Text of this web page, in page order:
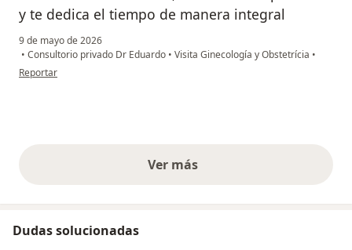
y te dedica el tiempo de manera integral
9 de mayo de 2026
• Consultorio privado Dr Eduardo • Visita Ginecología y Obstetrícia •
en opinión del usuario Sandra G
Reportar
Ver másopiniones anteriores
Dudas solucionadas